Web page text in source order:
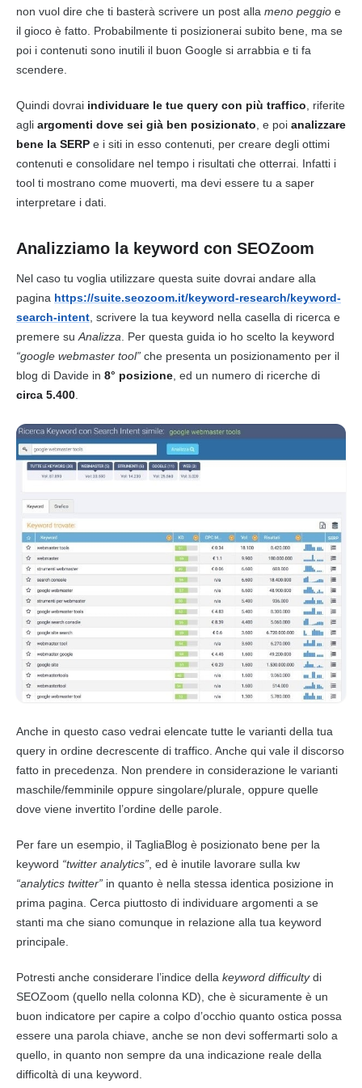
non vuol dire che ti basterà scrivere un post alla meno peggio e
il gioco è fatto. Probabilmente ti posizionerai subito bene, ma se
poi i contenuti sono inutili il buon Google si arrabbia e ti fa
scendere.
Quindi dovrai individuare le tue query con più traffico , riferite
agli argomenti dove sei già ben posizionato , e poi analizzare
bene la SERP e i siti in esso contenuti, per creare degli ottimi
contenuti e consolidare nel tempo i risultati che otterrai. Infatti i
tool ti mostrano come muoverti, ma devi essere tu a saper
interpretare i dati.
Analizziamo la keyword con SEOZoom
Nel caso tu voglia utilizzare questa suite dovrai andare alla
pagina https://suite.seozoom.it/keyword-research/keyword-
search-intent , scrivere la tua keyword nella casella di ricerca e
premere su Analizza . Per questa guida io ho scelto la keyword
“google webmaster tool” che presenta un posizionamento per il
blog di Davide in 8° posizione , ed un numero di ricerche di
circa 5.400
Anche in questo caso vedrai elencate tutte le varianti della tua
query in ordine decrescente di traffico. Anche qui vale il discorso
fatto in precedenza. Non prendere in considerazione le varianti
maschile/femminile oppure singolare/plurale, oppure quelle
dove viene invertito l’ordine delle parole.
Per fare un esempio, il TagliaBlog è posizionato bene per la
keyword “twitter analytics” , ed è inutile lavorare sulla kw
“analytics twitter” in quanto è nella stessa identica posizione in
prima pagina. Cerca piuttosto di individuare argomenti a se
stanti ma che siano comunque in relazione alla tua keyword
principale.
Potresti anche considerare l’indice della keyword difficultydi
SEOZoom (quello nella colonna KD), che è sicuramente è un
buon indicatore per capire a colpo d’occhio quanto ostica possa
essere una parola chiave, anche se non devi soffermarti solo a
quello, in quanto non sempre da una indicazione reale della
difficoltà di una keyword.